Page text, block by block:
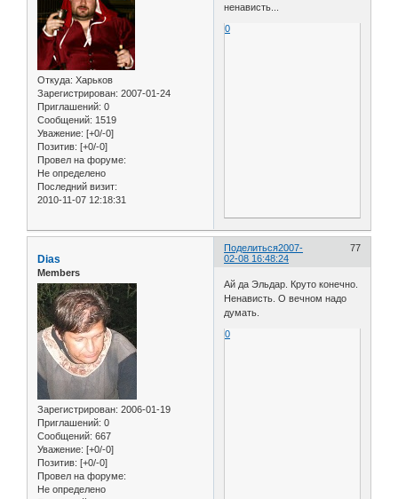
Откуда: Харьков
Зарегистрирован: 2007-01-24
Приглашений: 0
Сообщений: 1519
Уважение: [+0/-0]
Позитив: [+0/-0]
Провел на форуме:
Не определено
Последний визит:
2010-11-07 12:18:31
ненависть...
0
Поделиться 77
2007-
02-08 16:48:24
Dias
Members
Зарегистрирован: 2006-01-19
Приглашений: 0
Сообщений: 667
Уважение: [+0/-0]
Позитив: [+0/-0]
Провел на форуме:
Не определено
Ай да Эльдар. Круто конечно.
Ненависть. О вечном надо
думать.
0